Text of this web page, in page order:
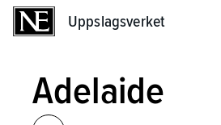
Uppslagsverket
Adelaide